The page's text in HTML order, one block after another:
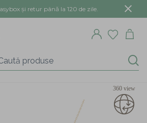
și retur până la 120 de zile.
360 view